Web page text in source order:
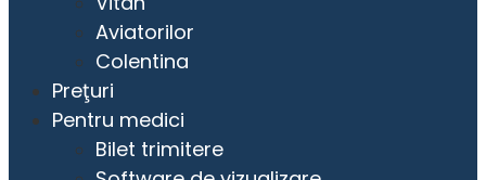
Aviatorilor
Colentina
Preţuri
Pentru medici
Bilet trimitere